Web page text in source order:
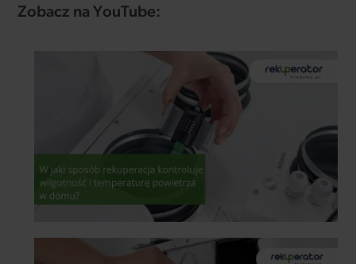
Zobacz na YouTube: